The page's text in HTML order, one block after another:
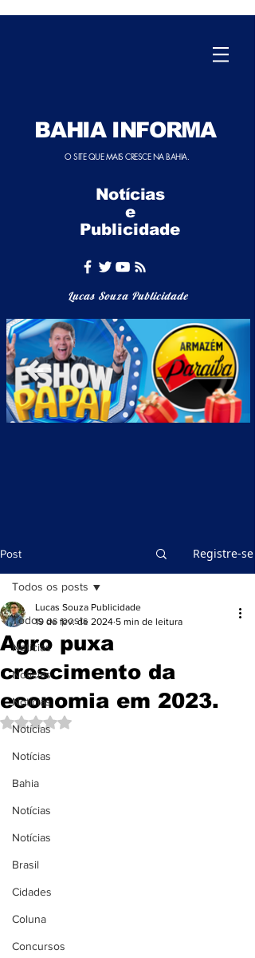
BAHIA INFORMA
O SITE QUE MAIS CRESCE NA BAHIA.
Notícias
e
Publicidade
Lucas Souza Publicidade
Post Registre-se
Todos os posts
Notícias
Notícias
Notícias
Notícias
Notícias
Bahia
Notícias
Notícias
Brasil
Cidades
Coluna
Concursos
Todos os posts
Agro puxa
crescimento da
economia em 2023.
Lucas Souza Publicidade
19 de fev. de 2024 5 min de leitura
Avaliado com NaN de 5 estrelas.